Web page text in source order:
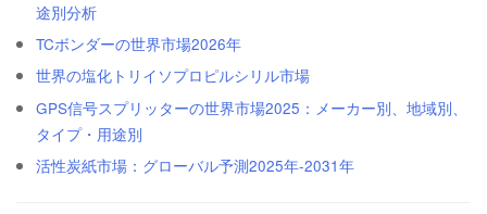
途別分析
TCボンダーの世界市場2026年
世界の塩化トリイソプロピルシリル市場
GPS信号スプリッターの世界市場2025：メーカー別、地域別、
タイプ・用途別
活性炭紙市場：グローバル予測2025年-2031年